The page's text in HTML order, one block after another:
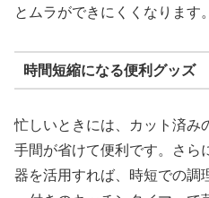
とムラができにくくなります。
時間短縮になる便利グッズ
忙しいときには、カット済み
手間が省けて便利です。さら
器を活用すれば、時短での調